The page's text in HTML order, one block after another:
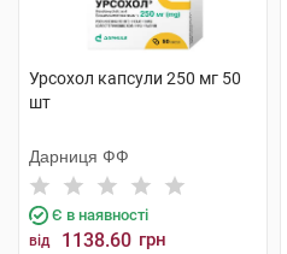
Урсохол капсули 250 мг 50
шт
Дарниця ФФ
Є в наявності
від 1138.60 грн